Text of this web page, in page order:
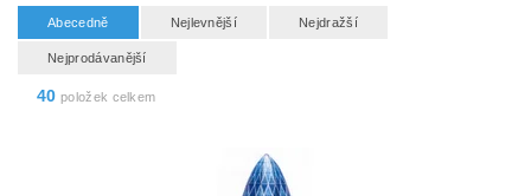
Abecedně Nejlevnější Nejdražší
Nejprodávanější
40 položek celkem